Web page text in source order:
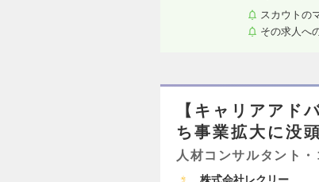
スカウトの
その求人へ
【キャリアアド
ち事業拡大に没
人材コンサルタント
株式会社レクリー